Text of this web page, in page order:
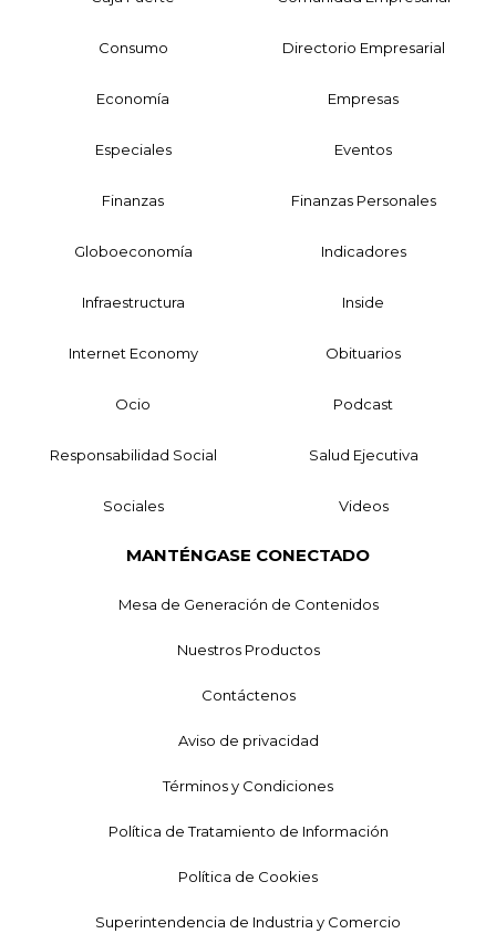
Consumo Directorio Empresarial
Economía Empresas
Especiales Eventos
Finanzas Finanzas Personales
Globoeconomía Indicadores
Infraestructura Inside
Internet Economy Obituarios
Ocio Podcast
Responsabilidad Social Salud Ejecutiva
Sociales Videos
MANTÉNGASE CONECTADO
Mesa de Generación de Contenidos
Nuestros Productos
Contáctenos
Aviso de privacidad
Términos y Condiciones
Política de Tratamiento de Información
Política de Cookies
Superintendencia de Industria y Comercio